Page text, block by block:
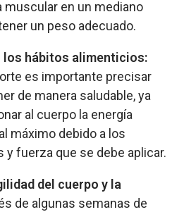
muscular en un mediano
un peso adecuado.
los hábitos alimenticios:
es importante precisar
de manera saludable, ya
al cuerpo la energía
máximo debido a los
fuerza que se debe aplicar.
del cuerpo y la
de algunas semanas de